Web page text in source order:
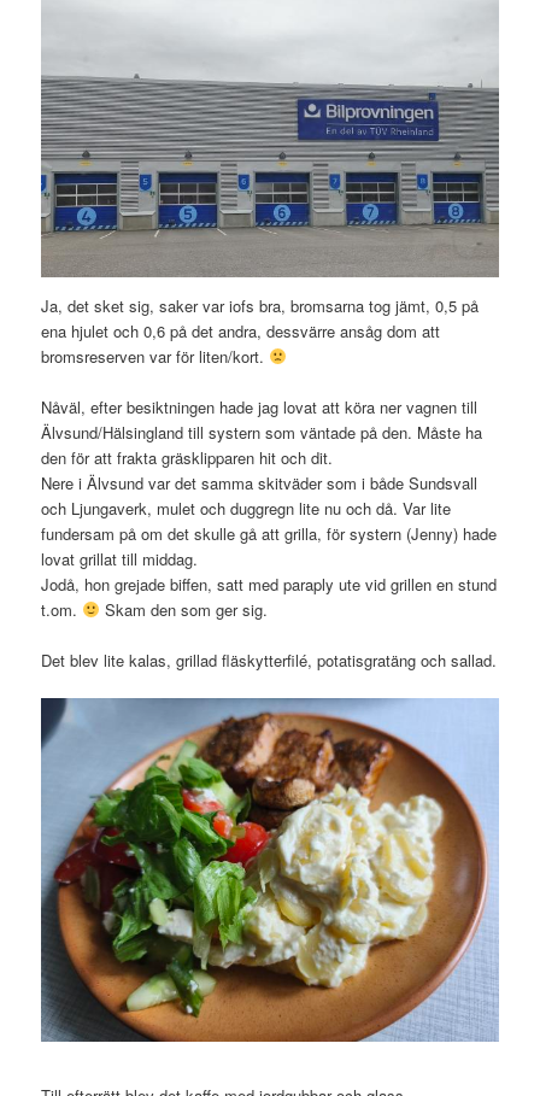
Ja, det sket sig, saker var iofs bra, bromsarna tog jämt, 0,5 på
ena hjulet och 0,6 på det andra, dessvärre ansåg dom att
bromsreserven var för liten/kort.
Nåväl, efter besiktningen hade jag lovat att köra ner vagnen till
Älvsund/Hälsingland till systern som väntade på den. Måste ha
den för att frakta gräsklipparen hit och dit.
Nere i Älvsund var det samma skitväder som i både Sundsvall
och Ljungaverk, mulet och duggregn lite nu och då. Var lite
fundersam på om det skulle gå att grilla, för systern (Jenny) hade
lovat grillat till middag.
Jodå, hon grejade biffen, satt med paraply ute vid grillen en stund
t.om.
Skam den som ger sig.
Det blev lite kalas, grillad fläskytterfilé, potatisgratäng och sallad.